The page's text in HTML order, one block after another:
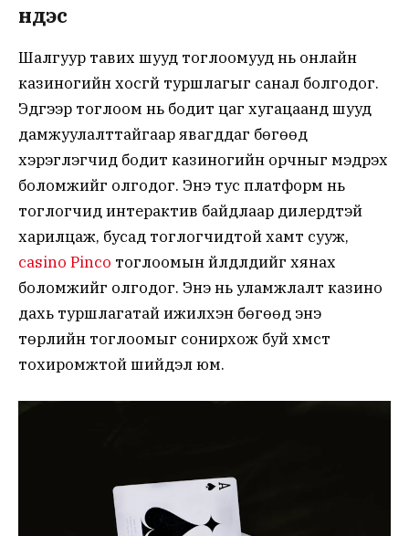
үндэс
Шалгуур тавих шууд тоглоомууд нь онлайн
казиногийн хосгүй туршлагыг санал болгодог.
Эдгээр тоглоом нь бодит цаг хугацаанд шууд
дамжуулалттайгаар явагддаг бөгөөд
хэрэглэгчид бодит казиногийн орчныг мэдрэх
боломжийг олгодог. Энэ тус платформ нь
тоглогчид интерактив байдлаар дилерүүдтэй
харилцаж, бусад тоглогчидтой хамт сууж,
casino Pinco тоглоомын үйлдлүүдийг хянах
боломжийг олгодог. Энэ нь уламжлалт казино
дахь туршлагатай ижилхэн бөгөөд энэ
төрлийн тоглоомыг сонирхож буй хүмүүст
тохиромжтой шийдэл юм.